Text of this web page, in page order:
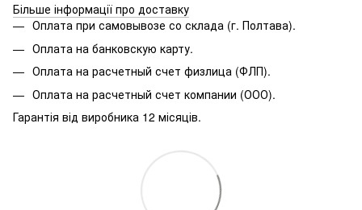
Більше інформації про доставку
Оплата при самовывозе со склада (г. Полтава).
Оплата на банковскую карту.
Оплата на расчетный счет физлица (ФЛП).
Оплата на расчетный счет компании (ООО).
Гарантія від виробника 12 місяців.